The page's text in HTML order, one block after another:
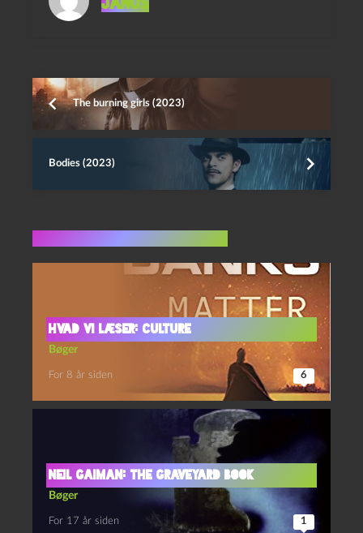
Janus
The burning girls (2023)
Bodies (2023)
Hvad vi læser: Culture
Bøger
For 8 år siden 6
Neil Gaiman: The Graveyard Book
Bøger
For 17 år siden 1